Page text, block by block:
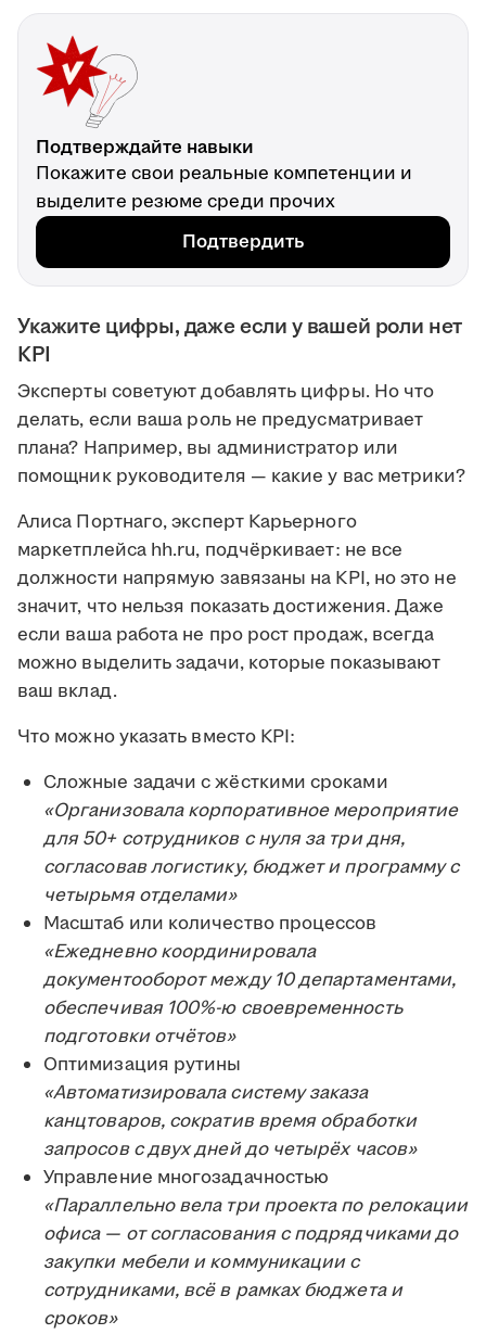
Подтверждайте навыки
Покажите свои реальные компетенции и
выделите резюме среди прочих
Подтвердить
Укажите цифры, даже если у вашей роли нет
KPI
Эксперты советуют добавлять цифры. Но что
делать, если ваша роль не предусматривает
плана? Например, вы администратор или
помощник руководителя — какие у вас метрики?
Алиса Портнаго, эксперт Карьерного
маркетплейса hh.ru, подчёркивает: не все
должности напрямую завязаны на KPI, но это не
значит, что нельзя показать достижения. Даже
если ваша работа не про рост продаж, всегда
можно выделить задачи, которые показывают
ваш вклад.
Что можно указать вместо KPI:
Сложные задачи с жёсткими сроками
«Организовала корпоративное мероприятие
для 50+ сотрудников с нуля за три дня,
согласовав логистику, бюджет и программу с
четырьмя отделами»
Масштаб или количество процессов
«Ежедневно координировала
документооборот между 10 департаментами,
обеспечивая 100%-ю своевременность
подготовки отчётов»
Оптимизация рутины
«Автоматизировала систему заказа
канцтоваров, сократив время обработки
запросов с двух дней до четырёх часов»
Управление многозадачностью
«Параллельно вела три проекта по релокации
офиса — от согласования с подрядчиками до
закупки мебели и коммуникации с
сотрудниками, всё в рамках бюджета и
сроков»